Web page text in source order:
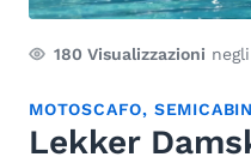
180 Visualizzazioni
MOTOSCAFO,
Lekker